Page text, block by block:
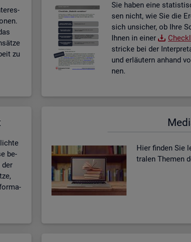
zu
Sie haben eine
sen nicht, wie Sie die
sich un­si­cher, ob Ihre
Ihnen in einer
stri­cke bei der
und er­läu­tern an­hand
nen.
be­
der
Hier fin­den Sie
tra­len The­men